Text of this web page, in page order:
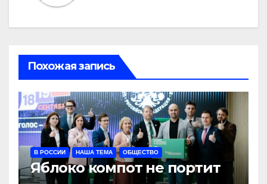
Похожая запись
В РОССИИ НАША ТЕМА ОБЩЕСТВО
Яблоко компот не портит